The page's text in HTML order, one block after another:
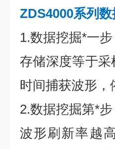
ZDS4000系列
1.数据挖掘*一
存储深度等于
时间捕获波形
2.数据挖掘第*
波形刷新率越